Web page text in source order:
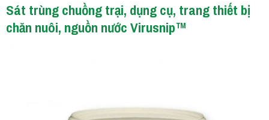
Sát trùng chuồng trại, dụng cụ, trang thiết bị
chăn nuôi, nguồn nước Virusnip™